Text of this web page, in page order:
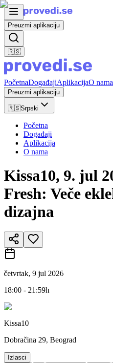
Preuzmi aplikaciju
🇷🇸
PočetnaDogađajiAplikacijaO nama
Preuzmi aplikaciju
🇷🇸Srpski
Početna
Događaji
Aplikacija
O nama
Kissa10, 9. jul
Fresh: Veče
dizajna
četvrtak, 9 jul 2026
18:00 - 21:59h
Kissa10
Dobračina 29, Beograd
Izlasci